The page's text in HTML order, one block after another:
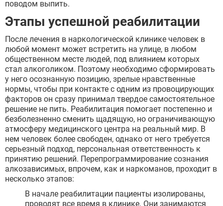
поводом выпить.
Этапы успешной реабилитации
После лечения в наркологической клинике человек в
любой момент может встретить на улице, в любом
общественном месте людей, под влиянием которых
стал алкоголиком. Поэтому необходимо сформировать
у него осознанную позицию, зрелые нравственные
нормы, чтобы при контакте с одним из провоцирующих
факторов он сразу принимал твердое самостоятельное
решение не пить. Реабилитация помогает постепенно и
безболезненно сменить щадящую, но ограничивающую
атмосферу медицинского центра на реальный мир. В
нем человек более свободен, однако от него требуется
серьезный подход, персональная ответственность к
принятию решений. Перепрограммирование сознания
алкозависимых, впрочем, как и наркоманов, проходит в
несколько этапов:
В начале реабилитации пациенты изолированы,
проводят все время в клинике. Они занимаются